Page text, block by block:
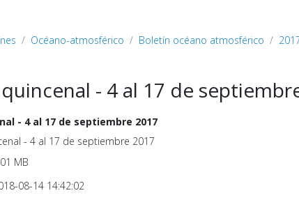
Océano-atmosférico Boletín océano atmosférico
- 4 al 17 de
- 4 al 17 de septiembre 2017
- 4 al 17 de septiembre 2017
MB
08-14 14:42:02